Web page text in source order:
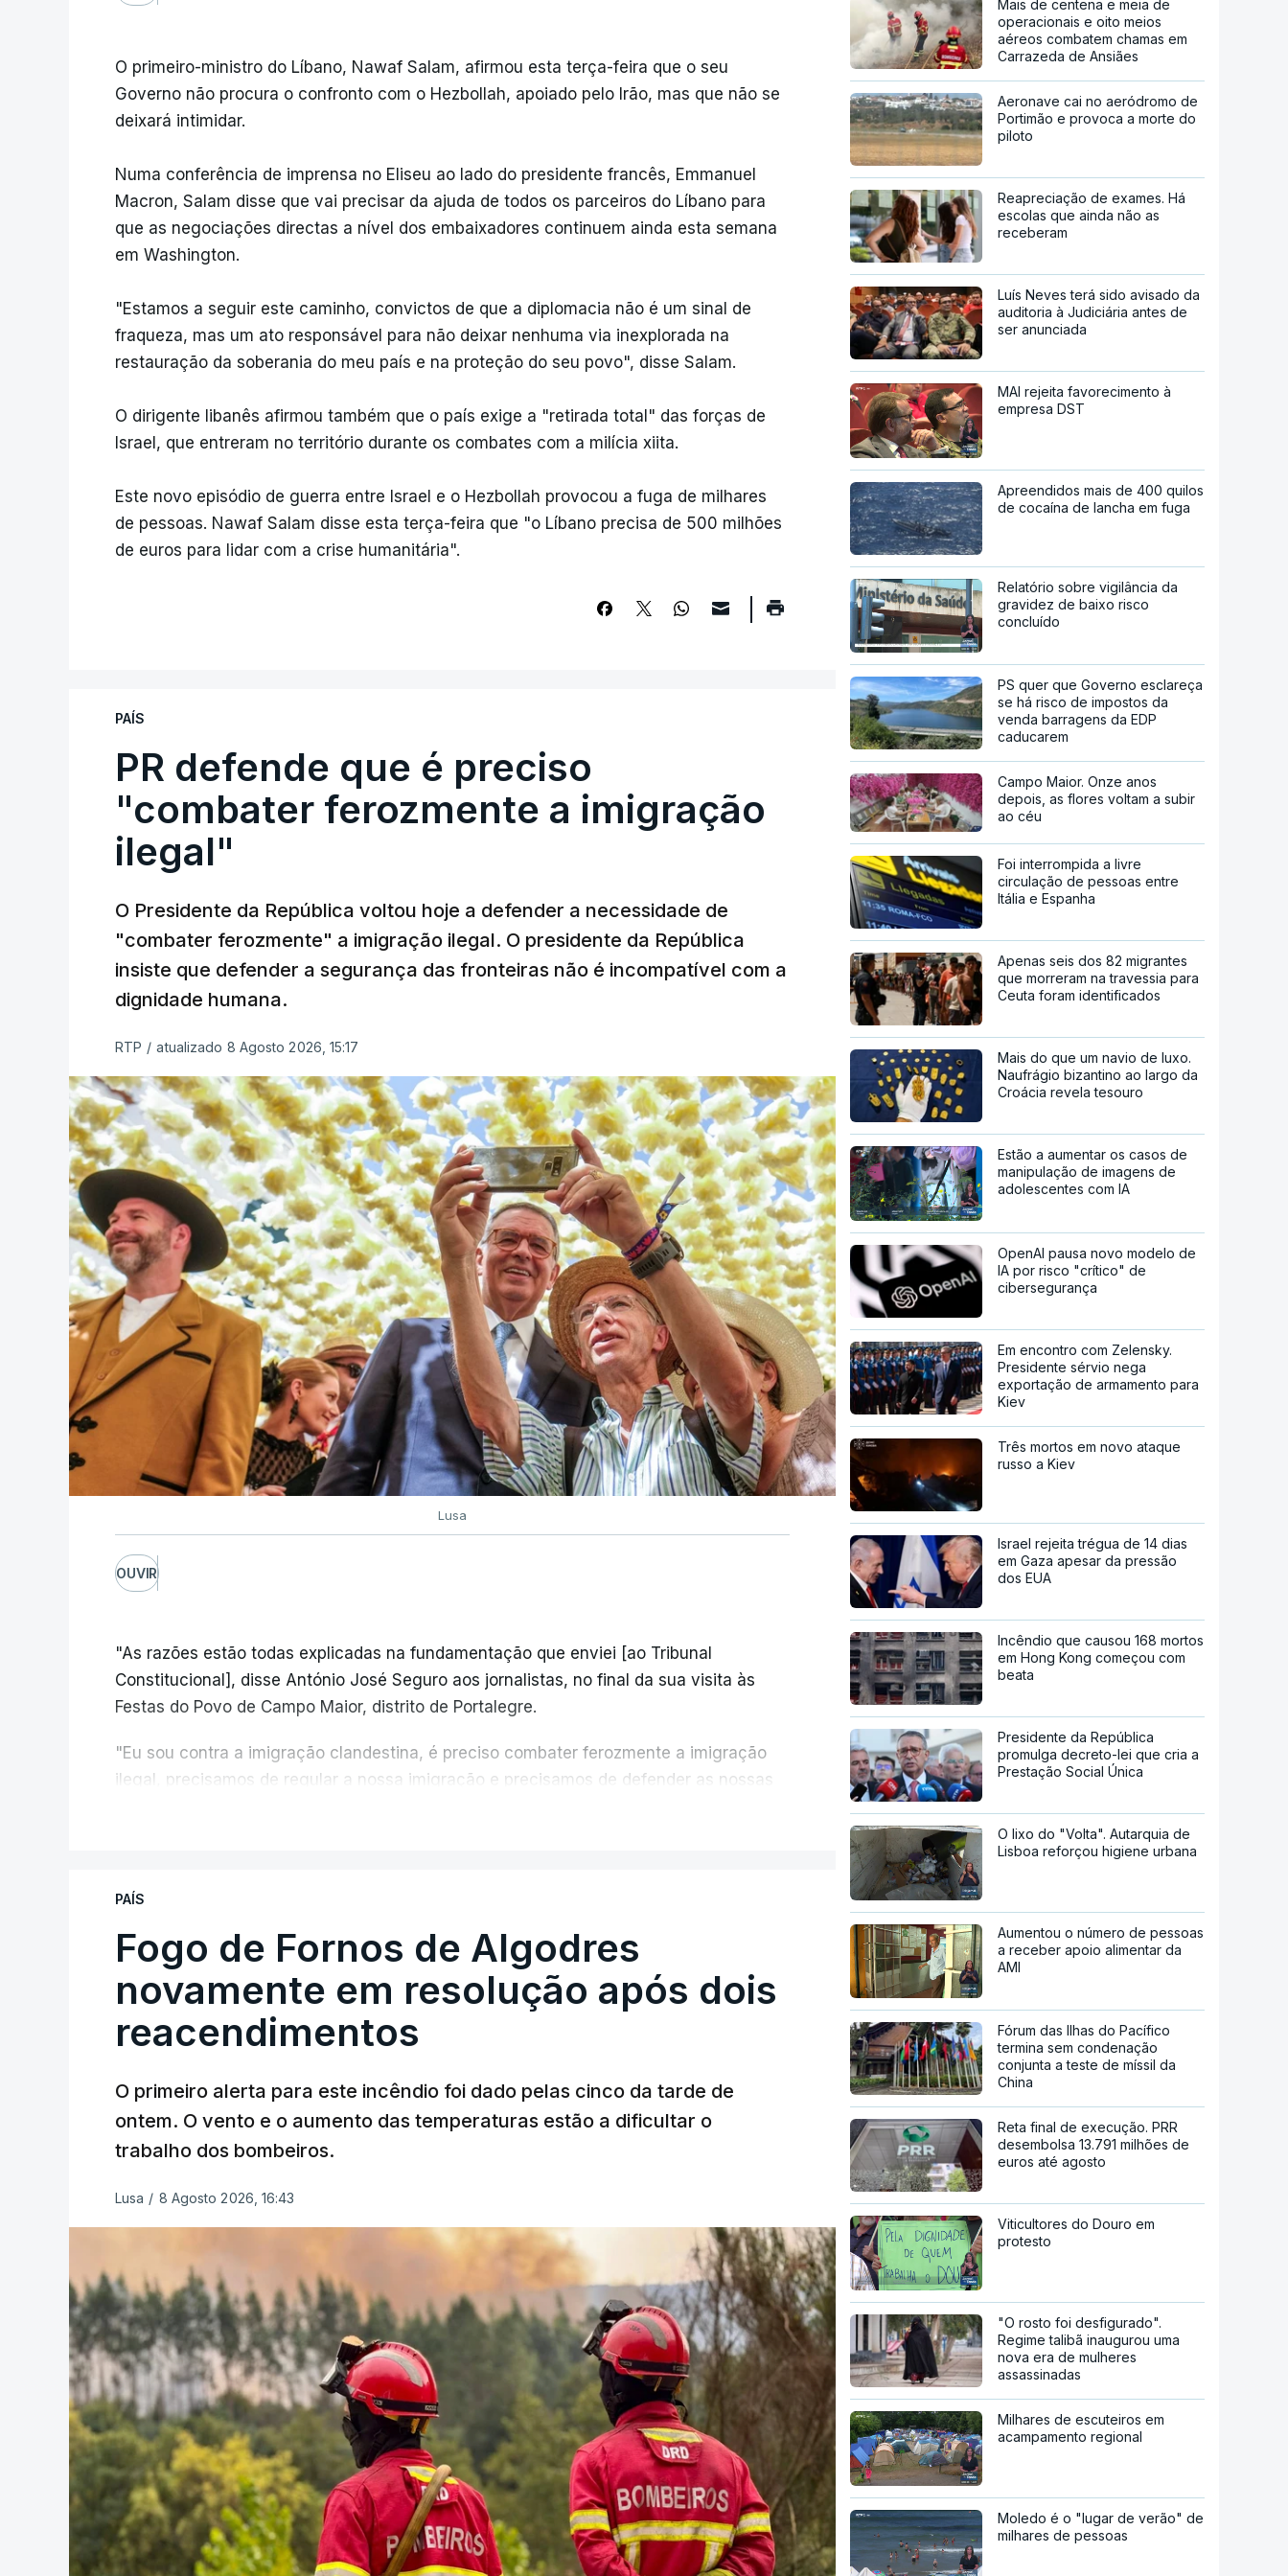
O primeiro-ministro do Líbano, Nawaf Salam, afirmou esta terça-feira que o seu
Governo não procura o confronto com o Hezbollah, apoiado pelo Irão, mas que não se
deixará intimidar.
Numa conferência de imprensa no Eliseu ao lado do presidente francês, Emmanuel
Macron, Salam disse que vai precisar da ajuda de todos os parceiros do Líbano para
que as negociações directas a nível dos embaixadores continuem ainda esta semana
em Washington.
"Estamos a seguir este caminho, convictos de que a diplomacia não é um sinal de
fraqueza, mas um ato responsável para não deixar nenhuma via inexplorada na
restauração da soberania do meu país e na proteção do seu povo", disse Salam.
O dirigente libanês afirmou também que o país exige a "retirada total" das forças de
Israel, que entreram no território durante os combates com a milícia xiita.
Este novo episódio de guerra entre Israel e o Hezbollah provocou a fuga de milhares
de pessoas. Nawaf Salam disse esta terça-feira que "o Líbano precisa de 500 milhões
de euros para lidar com a crise humanitária".
PAÍS
PR defende que é preciso
"combater ferozmente a imigração
ilegal"
O Presidente da República voltou hoje a defender a necessidade de
"combater ferozmente" a imigração ilegal. O presidente da República
insiste que defender a segurança das fronteiras não é incompatível com a
dignidade humana.
RTP / atualizado 8 Agosto 2026, 15:17
Lusa
OUVIR
"As razões estão todas explicadas na fundamentação que enviei [ao Tribunal
Constitucional], disse António José Seguro aos jornalistas, no final da sua visita às
Festas do Povo de Campo Maior, distrito de Portalegre.
"Eu sou contra a imigração clandestina, é preciso combater ferozmente a imigração
ilegal, precisamos de regular a nossa imigração e precisamos de defender as nossas
criança.
ERRO100
ERROR ON HTML5 MEDIA ELEMENT
O Chega considerou "de uma enorme gravidade" a decisão do Presidente da
Repúblicade enviar para o Tribunal Constitucional o decreto sobre retorno de
estrangeiros, sustentando tratar-se de "uma irresponsabilidade".
Na sexta-feira, a Presidência da República anunciou que
António José Seguro pediu ao
Tribunal Constitucional a fiscalização preventiva do decretodo parlamento sobre
concessão de asilo, detenção e retorno de estrangeiros, aprovado com votos a favor
de PSD, IL e CDS-PP e a abstenção do Chega.
PAÍS
Fogo de Fornos de Algodres
novamente em resolução após dois
reacendimentos
O primeiro alerta para este incêndio foi dado pelas cinco da tarde de
ontem. O vento e o aumento das temperaturas estão a dificultar o
trabalho dos bombeiros.
Lusa / 8 Agosto 2026, 16:43
Mais de centena e meia de
operacionais e oito meios
aéreos combatem chamas em
Carrazeda de Ansiães
Aeronave cai no aeródromo de
Portimão e provoca a morte do
piloto
Reapreciação de exames. Há
escolas que ainda não as
receberam
Luís Neves terá sido avisado da
auditoria à Judiciária antes de
ser anunciada
MAI rejeita favorecimento à
empresa DST
Apreendidos mais de 400 quilos
de cocaína de lancha em fuga
Relatório sobre vigilância da
gravidez de baixo risco
concluído
PS quer que Governo esclareça
se há risco de impostos da
venda barragens da EDP
caducarem
Campo Maior. Onze anos
depois, as flores voltam a subir
ao céu
Foi interrompida a livre
circulação de pessoas entre
Itália e Espanha
Apenas seis dos 82 migrantes
que morreram na travessia para
Ceuta foram identificados
Mais do que um navio de luxo.
Naufrágio bizantino ao largo da
Croácia revela tesouro
Estão a aumentar os casos de
manipulação de imagens de
adolescentes com IA
OpenAI pausa novo modelo de
IA por risco "crítico" de
cibersegurança
Em encontro com Zelensky.
Presidente sérvio nega
exportação de armamento para
Kiev
Três mortos em novo ataque
russo a Kiev
Israel rejeita trégua de 14 dias
em Gaza apesar da pressão
dos EUA
Incêndio que causou 168 mortos
em Hong Kong começou com
beata
Presidente da República
promulga decreto-lei que cria a
Prestação Social Única
O lixo do "Volta". Autarquia de
Lisboa reforçou higiene urbana
Aumentou o número de pessoas
a receber apoio alimentar da
AMI
Fórum das Ilhas do Pacífico
termina sem condenação
conjunta a teste de míssil da
China
Reta final de execução. PRR
desembolsa 13.791 milhões de
euros até agosto
Viticultores do Douro em
protesto
"O rosto foi desfigurado".
Regime talibã inaugurou uma
nova era de mulheres
assassinadas
Milhares de escuteiros em
acampamento regional
Moledo é o "lugar de verão" de
milhares de pessoas